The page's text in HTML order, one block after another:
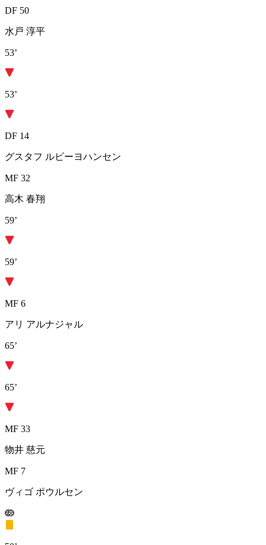
DF 50
水戸 淳平
53’
53’
DF 14
グスタフ ルビーヨハンセン
MF 32
高木 春翔
59’
59’
MF 6
アリ アルナジャル
65’
65’
MF 33
物井 慈元
MF 7
ヴィゴ ポウルセン